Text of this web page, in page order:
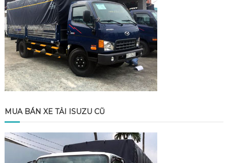
MUA BÁN XE TẢI ISUZU CŨ